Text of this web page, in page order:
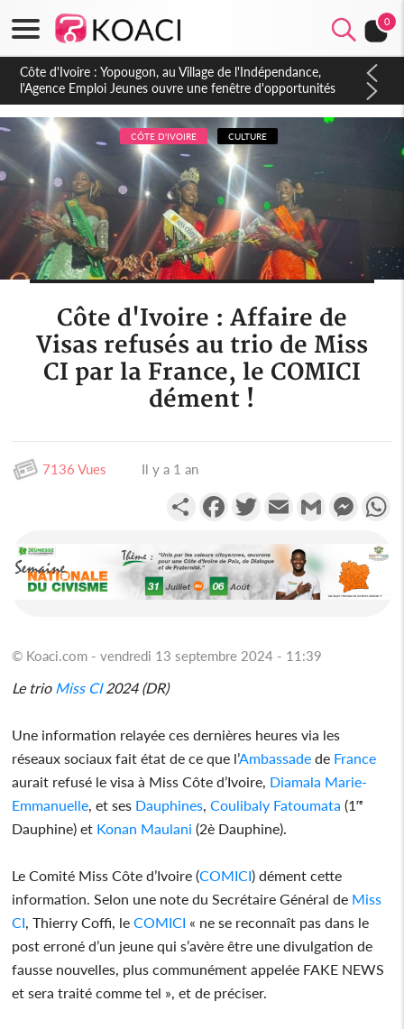
0
Côte d'Ivoire : CHU de Treichville, après la fronde, les agents
contractuels obtiennent un accord avec la direction sur les
arriérés du SMIG 2023
CÔTE D'IVOIRE CULTURE
Côte d'Ivoire : Affaire de
Visas refusés au trio de Miss
CI par la France, le COMICI
dément !
7136 Vues Il y a 1 an
PartagerFacebookTwitterEmail Gmail
© Koaci.com - vendredi 13 septembre 2024 - 11:39
Le trio Miss CI2024 (DR)
Une information relayée ces dernières heures via les
réseaux sociaux fait état de ce que l’Ambassade de France
aurait refusé le visa à Miss Côte d’Ivoire, Diamala Marie-
Emmanuelle, et ses Dauphines,Coulibaly Fatoumata (1ʳᵉ
Dauphine) et Konan Maulani (2è Dauphine).
Le Comité Miss Côte d’Ivoire (COMICI) dément cette
information. Selon une note du Secrétaire Général de Miss
CI, Thierry Coffi, leCOMICI « ne se reconnaît pas dans le
post erroné d’un jeune qui s’avère être une divulgation de
fausse nouvelles, plus communément appelée FAKE NEWS
et sera traité comme tel », et de préciser.